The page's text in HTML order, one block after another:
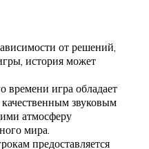
от решений,
история может
времени игра обладает
звуковым
атмосферу
мира.
предоставляется